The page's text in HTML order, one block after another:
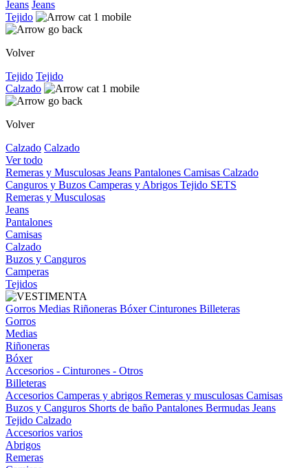
Jeans Jeans
Tejido
Volver
Tejido Tejido
Calzado
Volver
Calzado Calzado
Ver todo
Remeras y Musculosas Jeans Pantalones Camisas Calzado
Canguros y Buzos Camperas y Abrigos Tejido SETS
Remeras y Musculosas
Jeans
Pantalones
Camisas
Calzado
Buzos y Canguros
Camperas
Tejidos
Gorros Medias Riñoneras BóxerCinturones Billeteras
Gorros
Medias
Riñoneras
Bóxer
Accesorios - Cinturones - Otros
Billeteras
Accesorios Camperas y abrigos Remeras y musculosas Camisas
Buzos y Canguros Shorts de baño Pantalones Bermudas Jeans
Tejido Calzado
Accesorios varios
Abrigos
Remeras